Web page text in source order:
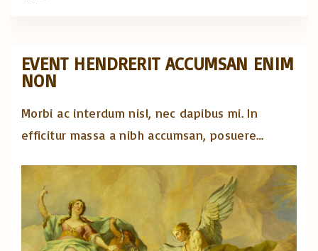
EVENT HENDRERIT ACCUMSAN ENIM
NON
Morbi ac interdum nisl, nec dapibus mi. In
efficitur massa a nibh accumsan, posuere…